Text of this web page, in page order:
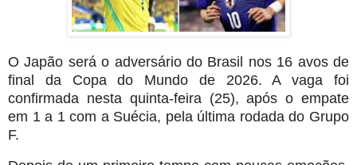
O Japão será o adversário do Brasil
nos 16 avos de
final da Copa do Mundo de 2026. A vaga foi
confirmada nesta quinta-feira (25), após o empate
em 1 a 1 com a Suécia, pela última rodada do Grupo
F.